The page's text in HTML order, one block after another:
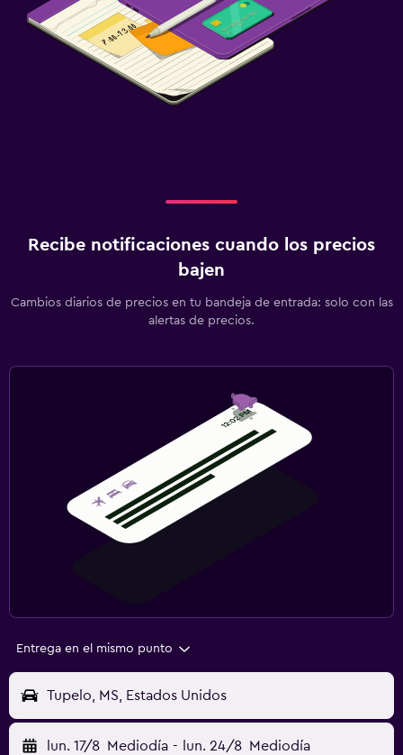
Recibe notificaciones cuando los precios
bajen
Cambios diarios de precios en tu bandeja de entrada: solo con las
alertas de precios.
Entrega en el mismo punto
Tupelo, MS, Estados Unidos
lun. 17/8 Mediodía - lun. 24/8 Mediodía